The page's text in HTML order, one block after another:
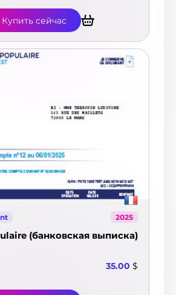
Купить сейчас
2025
(банковская выписка)
35.00 $